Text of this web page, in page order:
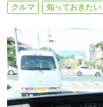
クルマ 知っておきたい